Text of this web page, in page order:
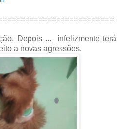
Depois ... infelizmente terá
a novas agressões.